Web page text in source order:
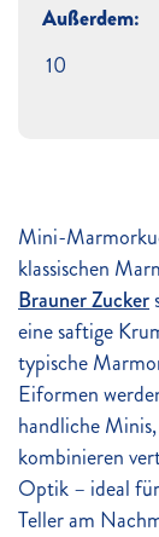
Mini-
klassischen
Brauner Zucker
eine saftige
typische
Eiformen
handliche
kombinieren
Optik – ideal
Teller am
Außerdem:
10